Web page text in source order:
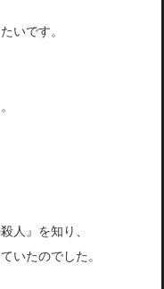
いです。
人』を知り、
いたのでした。